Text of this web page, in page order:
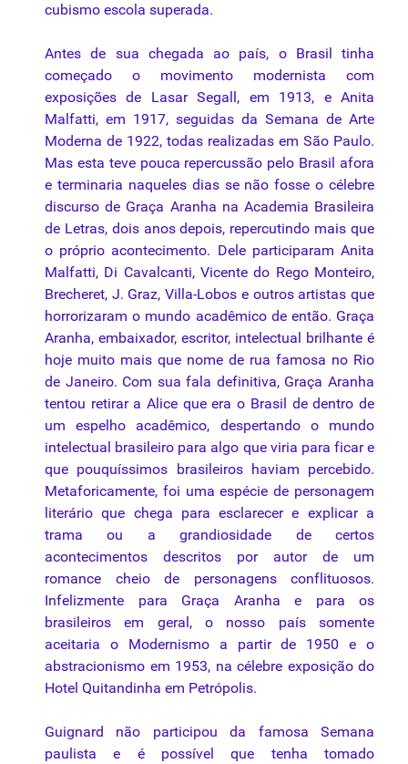
cubismo escola superada.
Antes de sua chegada ao país, o Brasil tinha
começado o movimento modernista com
exposições de Lasar Segall, em 1913, e Anita
Malfatti, em 1917, seguidas da Semana de Arte
Moderna de 1922, todas realizadas em São Paulo.
Mas esta teve pouca repercussão pelo Brasil afora
e terminaria naqueles dias se não fosse o célebre
discurso de Graça Aranha na Academia Brasileira
de Letras, dois anos depois, repercutindo mais que
o próprio acontecimento. Dele participaram Anita
Malfatti, Di Cavalcanti, Vicente do Rego Monteiro,
Brecheret, J. Graz, Villa-Lobos e outros artistas que
horrorizaram o mundo acadêmico de então. Graça
Aranha, embaixador, escritor, intelectual brilhante é
hoje muito mais que nome de rua famosa no Rio
de Janeiro. Com sua fala definitiva, Graça Aranha
tentou retirar a Alice que era o Brasil de dentro de
um espelho acadêmico, despertando o mundo
intelectual brasileiro para algo que viria para ficar e
que pouquíssimos brasileiros haviam percebido.
Metaforicamente, foi uma espécie de personagem
literário que chega para esclarecer e explicar a
trama ou a grandiosidade de certos
acontecimentos descritos por autor de um
romance cheio de personagens conflituosos.
Infelizmente para Graça Aranha e para os
brasileiros em geral, o nosso país somente
aceitaria o Modernismo a partir de 1950 e o
abstracionismo em 1953, na célebre exposição do
Hotel Quitandinha em Petrópolis.
Guignard não participouda famosa Semana
paulista e é possível que tenha tomado